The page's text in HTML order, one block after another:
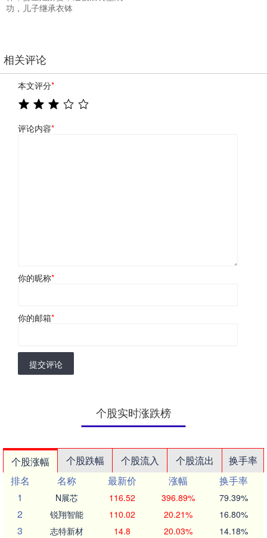
功，儿子继承衣钵
相关评论
本文评分*
评论内容*
你的昵称*
你的邮箱*
提交评论
个股实时涨跌榜
个股涨幅 个股跌幅 个股流入 个股流出
换手率
排名
名称 最新价 涨幅
换手率
1
N展芯 116.52 396.89% 79.39%
2 锐翔智能 110.02 20.21% 16.80%
3 志特新材 14.8 20.03% 14.18%